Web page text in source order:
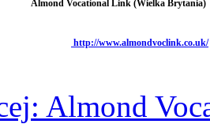
Almond Vocational Link (Wielka Brytania)
http://www.almondvoclink.co.uk/
Almond